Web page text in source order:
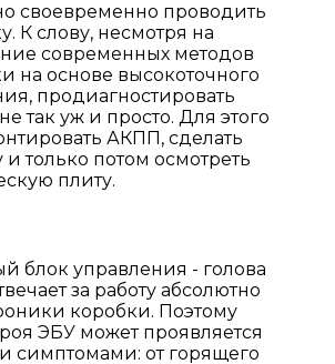
своевременно проводить
К слову, несмотря на
современных методов
на основе высокоточного
продиагностировать
так уж и просто. Для этого
АКПП, сделать
только потом осмотреть
плиту.
блок управления - голова
за работу абсолютно
коробки. Поэтому
ЭБУ может проявляется
симптомами: от горящего